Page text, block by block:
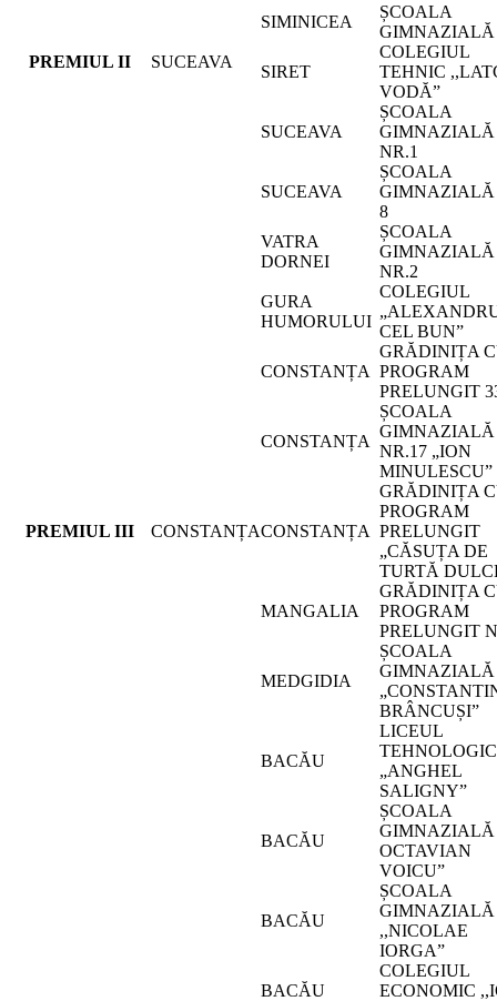
PREMIUL II SUCEAVA
SIMINICEA
ȘCOALA
GIMNAZIALĂ
SIRET
COLEGIUL
TEHNIC
VODĂ”
SUCEAVA
ȘCOALA
GIMNAZIALĂ
NR.1
SUCEAVA
ȘCOALA
GIMNAZIALĂ
8
VATRA
DORNEI
ȘCOALA
GIMNAZIALĂ
NR.2
GURA
HUMORULUI
COLEGIUL
CEL BUN”
PREMIUL III CONSTANȚA
CONSTANȚA
GRĂDINIȚA
PROGRAM
PRELUNGIT
CONSTANȚA
ȘCOALA
GIMNAZIALĂ
NR.17 „ION
MINULESCU”
CONSTANȚA
GRĂDINIȚA
PROGRAM
PRELUNGIT
„CĂSUȚA DE
TURTĂ
MANGALIA
GRĂDINIȚA
PROGRAM
PRELUNGIT
MEDGIDIA
ȘCOALA
GIMNAZIALĂ
BRÂNCUȘI”
BACĂU
LICEUL
TEHNOLOGIC
„ANGHEL
SALIGNY”
BACĂU
ȘCOALA
GIMNAZIALĂ
OCTAVIAN
VOICU”
BACĂU
ȘCOALA
GIMNAZIALĂ
,,NICOLAE
IORGA”
BACĂU
COLEGIUL
ECONOMIC